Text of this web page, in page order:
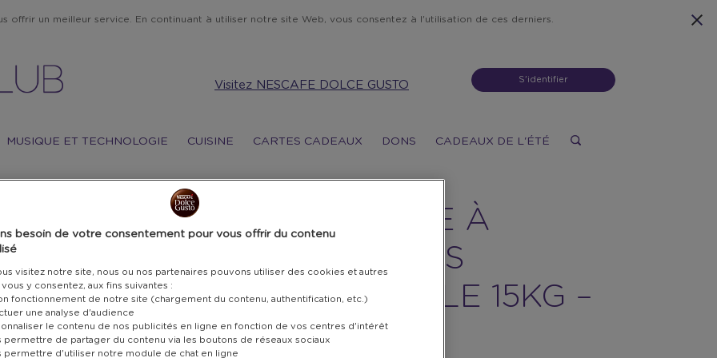
offrir un meilleur service. En continuant à utiliser notre site Web, vous consentez à l'utilisation de ces derniers.
Visitez NESCAFE DOLCE GUSTO S'identifier
MUSIQUE ET TECHNOLOGIE CUISINE CARTES CADEAUX DONS CADEAUX DE L'ÉTÉ
MACHINE À
GLAÇONS
PORTABLE 15KG –
WIE
besoin de votre consentement pour vous offrir du contenu
visitez notre site, nous ou nos partenaires pouvons utiliser des cookies et autres
y consentez, aux fins suivantes :
fonctionnement de notre site (chargement du contenu, authentification, etc.)
une analyse d'audience
le contenu de nos publicités en ligne en fonction de vos centres d'intérêt
permettre de partager du contenu via les boutons de réseaux sociaux
permettre d'utiliser notre module de chat en ligne